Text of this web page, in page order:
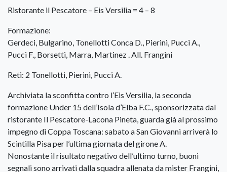
Ristorante il Pescatore – Eis Versilia = 4 – 8
Formazione:
Gerdeci, Bulgarino, Tonellotti Conca D., Pierini, Pucci A.,
Pucci F., Borsetti, Marra, Martinez . All. Frangini
Reti: 2 Tonellotti, Pierini, Pucci A.
Archiviata la sconfitta contro l’Eis Versilia, la seconda
formazione Under 15 dell’Isola d’Elba F.C., sponsorizzata dal
ristorante Il Pescatore-Lacona Pineta, guarda già al prossimo
impegno di Coppa Toscana: sabato a San Giovanni arriverà lo
Scintilla Pisa per l’ultima giornata del girone A.
Nonostante il risultato negativo dell’ultimo turno, buoni
segnali sono arrivati dalla squadra allenata da mister Frangini,